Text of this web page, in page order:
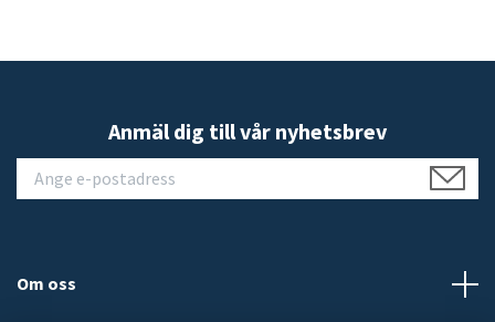
Anmäl dig till vår nyhetsbrev
Om oss